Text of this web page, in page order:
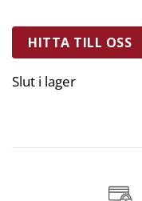
HITTA TILL OSS
Slut i lager